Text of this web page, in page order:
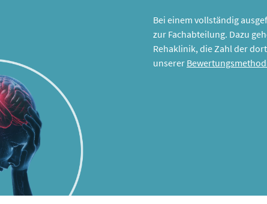
Bei einem vollständig
zur Fachabteilung. Dazu
Rehaklinik, die Zahl der
unserer